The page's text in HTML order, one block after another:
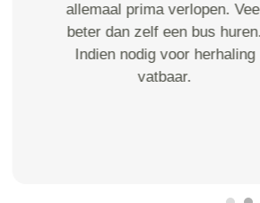
laadklep wat nodig
jullie maar er was
het was een
laadklep. Waarom